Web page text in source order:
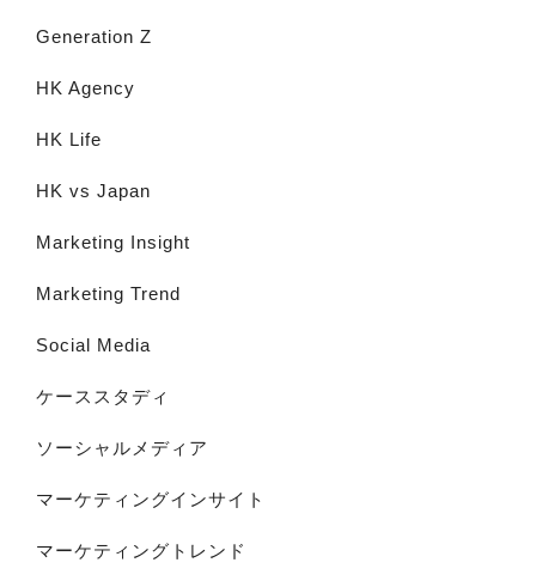
Generation Z
HK Agency
HK Life
HK vs Japan
Marketing Insight
Marketing Trend
Social Media
ケーススタディ
ソーシャルメディア
マーケティングインサイト
マーケティングトレンド